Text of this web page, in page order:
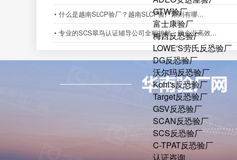
GTW验厂
富士康验厂
梅西反恐验厂
LOWE'S劳氏反恐验厂
DG反恐验厂
沃尔玛反恐验厂
Kohl's反恐验厂
Target反恐验厂
GSV反恐验厂
SCAN反恐验厂
SCS反恐验厂
C-TPAT反恐验厂
认证咨询
• 什么是越南SLCP验厂？越南SLCP验厂原则有哪...
• 专业的SCS翠鸟认证辅导公司全程护航，助企业高效...